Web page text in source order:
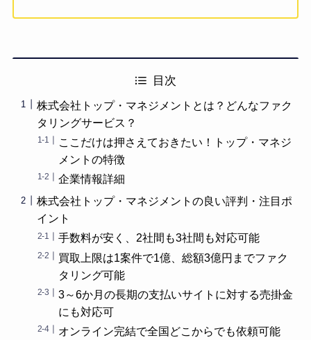
目次
株式会社トップ・マネジメントとは？どんなファク
タリングサービス？
ここだけは押さえておきたい！トップ・マネジ
メントの特徴
企業情報詳細
株式会社トップ・マネジメントの良い評判・注目ポ
イント
手数料が安く、2社間も3社間も対応可能
買取上限は1案件で1億、総額3億円までファク
タリング可能
3～6か月の長期の支払いサイトに対する売掛金
にも対応可
オンライン完結で全国どこからでも依頼可能